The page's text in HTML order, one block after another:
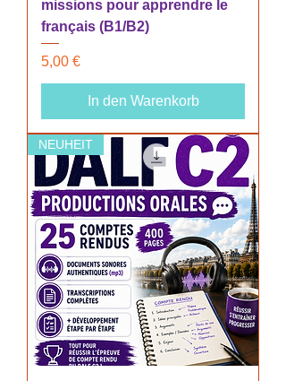
missions pour apprendre le
français (B1/B2)
Preis
5,00 €
In den Warenkorb
NEUHEIT